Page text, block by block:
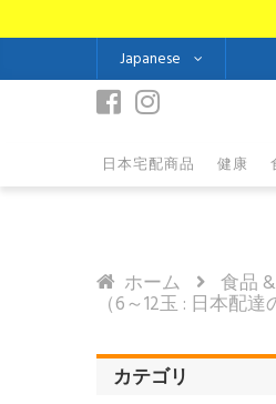
Japanese
日本宅配商品 健康
ホーム 食品
（6～12玉 : 日本配達
カテゴリ